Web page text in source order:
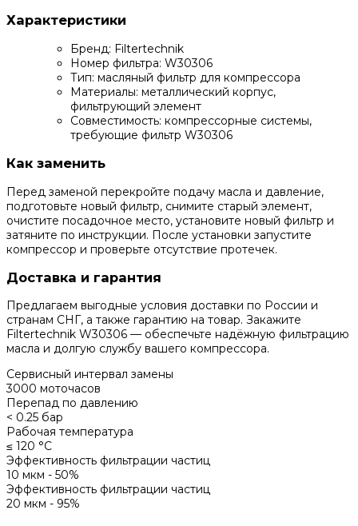
Характеристики
Бренд: Filtertechnik
Номер фильтра: W30306
Тип: масляный фильтр для компрессора
Материалы: металлический корпус,
фильтрующий элемент
Совместимость: компрессорные системы,
требующие фильтр W30306
Как заменить
Перед заменой перекройте подачу масла и давление,
подготовьте новый фильтр, снимите старый элемент,
очистите посадочное место, установите новый фильтр и
затяните по инструкции. После установки запустите
компрессор и проверьте отсутствие протечек.
Доставка и гарантия
Предлагаем выгодные условия доставки по России и
странам СНГ, а также гарантию на товар. Закажите
Filtertechnik W30306 — обеспечьте надёжную фильтрацию
масла и долгую службу вашего компрессора.
Сервисный интервал замены
3000 моточасов
Перепад по давлению
< 0.25 бар
Рабочая температура
≤ 120 °С
Эффективность фильтрации частиц
10 мкм - 50%
Эффективность фильтрации частиц
20 мкм - 95%